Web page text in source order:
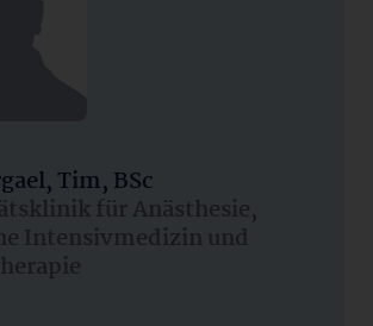
Tim, BSc
für Anästhesie,
Intensivmedizin und